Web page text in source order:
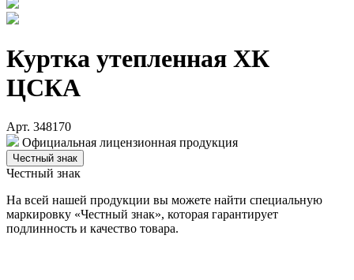
Куртка утепленная ХК
ЦСКА
Арт. 348170
Официальная лицензионная продукция
Честный знак
Честный знак
На всей нашей продукции вы можете найти специальную
маркировку «Честный знак», которая гарантирует
подлинность и качество товара.